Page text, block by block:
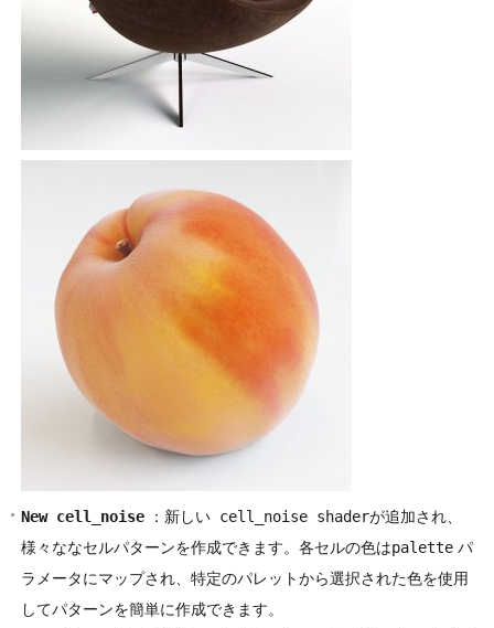
New cell_noise ：新しい cell_noise shaderが追加され、
様々ななセルパターンを作成できます。各セルの色はpalette パ
ラメータにマップされ、特定のパレットから選択された色を使用
してパターンを簡単に作成できます。